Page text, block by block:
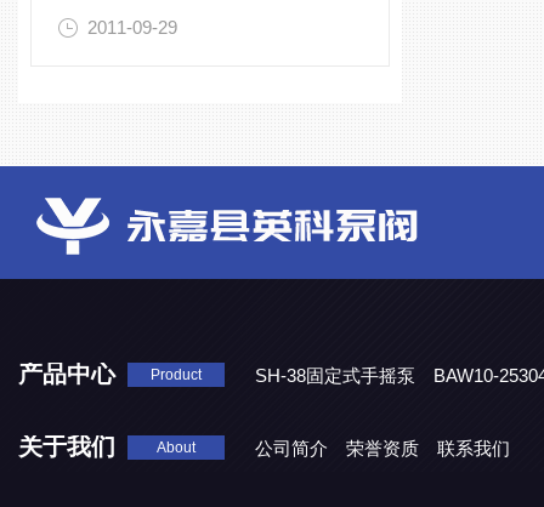
2011-09-29
产品中心 Product SH-38固定式手摇泵
BAW10-
关于我们 About 公司简介 荣誉资质 联系我们